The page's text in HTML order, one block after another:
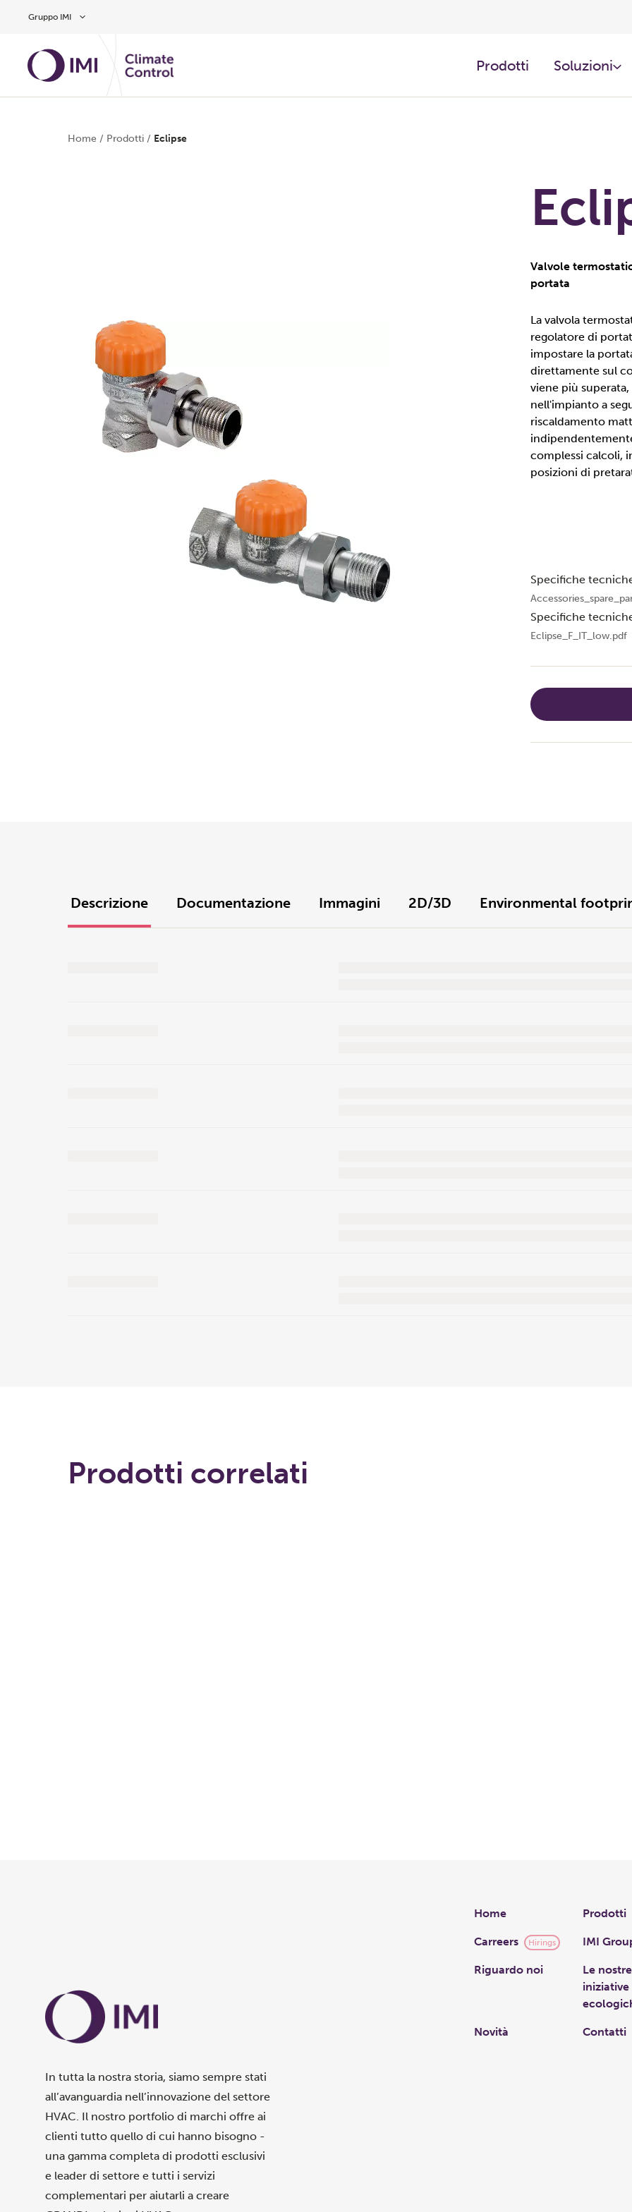
Gruppo IMI
Prodotti ​ Soluzioni
Home / Prodotti / Eclipse
Valvole
portata
La valvola
regolatore di
impostare la
direttamente sul
viene più
nell'impianto a
riscaldamento
complessi calcoli,
posizioni di
Specifiche
Specifiche
Eclipse_F_IT_low.pdf
Descrizione Documentazione Immagini 2D/3D Environmental
Prodotti correlati
In tutta la nostra storia, siamo sempre stati
all’avanguardia nell’innovazione del settore
HVAC. Il nostro portfolio di marchi offre ai
clienti tutto quello di cui hanno bisogno -
una gamma completa di prodotti esclusivi
e leader di settore e tutti i servizi
complementari per aiutarli a creare
Links
Home Prodotti
Carreers Hirings IMI
Riguardo noi
Le nostre
iniziative
Novità Contatti